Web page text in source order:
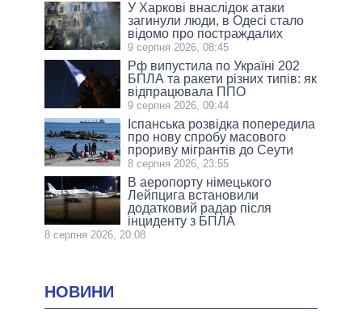
У Харкові внаслідок атаки
загинули люди, в Одесі стало
відомо про постраждалих
9 серпня 2026, 08:45
Рф випустила по Україні 202
БПЛА та ракети різних типів: як
відпрацювала ППО
9 серпня 2026, 09:44
Іспанська розвідка попередила
про нову спробу масового
прориву мігрантів до Сеути
8 серпня 2026, 23:55
В аеропорту німецького
Лейпцига встановили
додатковий радар після
інциденту з БПЛА
8 серпня 2026, 20:08
НОВИНИ